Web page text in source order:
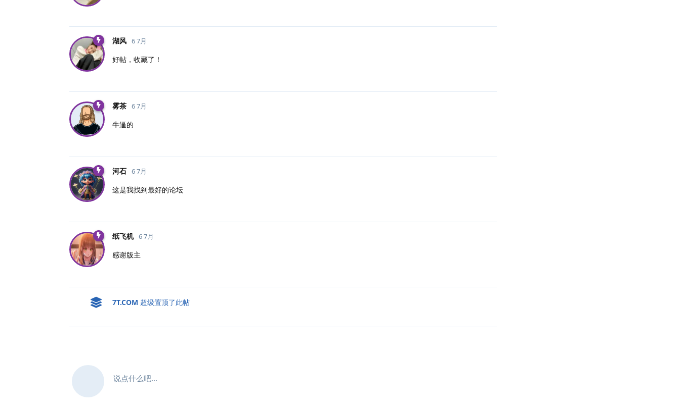
湖风 6 7月
好帖，收藏了！
雾茶 6 7月
牛逼的
河石 6 7月
这是我找到最好的论坛
纸飞机 6 7月
感谢版主
7T.​COM 超级置顶了此帖
说点什么吧...